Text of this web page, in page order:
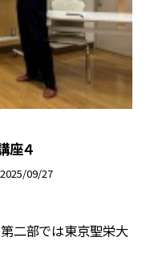
座４
2025/09/27
二部では東京聖栄大